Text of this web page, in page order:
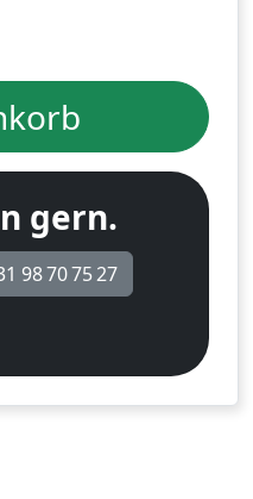
gern.
98 70 75 27